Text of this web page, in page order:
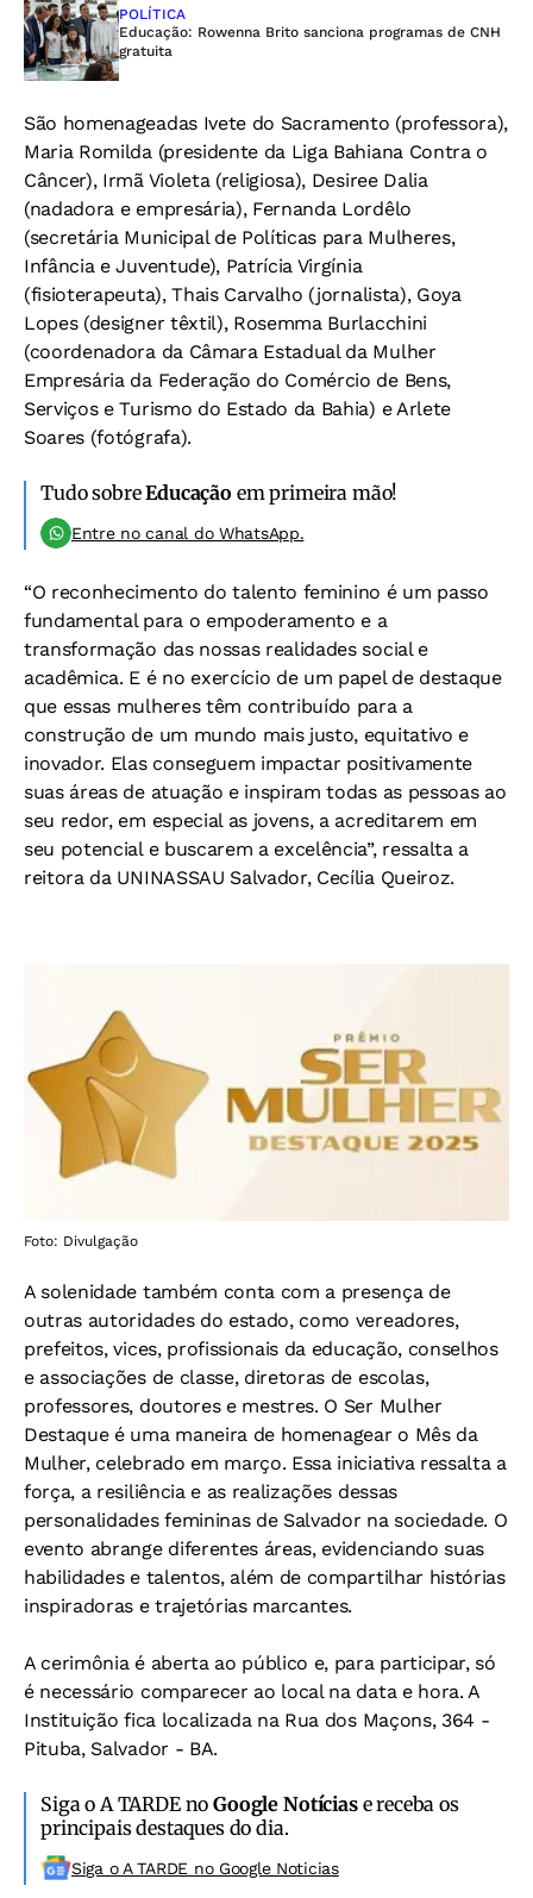
POLÍTICA
Educação: Rowenna Brito sanciona programas de CNH
gratuita
São homenageadas Ivete do Sacramento (professora),
Maria Romilda (presidente da Liga Bahiana Contra o
Câncer), Irmã Violeta (religiosa), Desiree Dalia
(nadadora e empresária), Fernanda Lordêlo
(secretária Municipal de Políticas para Mulheres,
Infância e Juventude), Patrícia Virgínia
(fisioterapeuta), Thais Carvalho (jornalista), Goya
Lopes (designer têxtil), Rosemma Burlacchini
(coordenadora da Câmara Estadual da Mulher
Empresária da Federação do Comércio de Bens,
Serviços e Turismo do Estado da Bahia) e Arlete
Soares (fotógrafa).
Tudo sobreEducação em primeira mão!
Entre no canal do WhatsApp.
“O reconhecimento do talento feminino é um passo
fundamental para o empoderamento e a
transformação das nossas realidades social e
acadêmica. E é no exercício de um papel de destaque
que essas mulheres têm contribuído para a
construção de um mundo mais justo, equitativo e
inovador. Elas conseguem impactar positivamente
suas áreas de atuação e inspiram todas as pessoas ao
seu redor, em especial as jovens, a acreditarem em
seu potencial e buscarem a excelência”, ressalta a
reitora da UNINASSAU Salvador, Cecília Queiroz.
Foto: Divulgação
A solenidade também conta com a presença de
outras autoridades do estado, como vereadores,
prefeitos, vices, profissionais da educação, conselhos
e associações de classe, diretoras de escolas,
professores, doutores e mestres. O Ser Mulher
Destaque é uma maneira de homenagear o Mês da
Mulher, celebrado em março. Essa iniciativa ressalta a
força, a resiliência e as realizações dessas
personalidades femininas de Salvador na sociedade. O
evento abrange diferentes áreas, evidenciando suas
habilidades e talentos, além de compartilhar histórias
inspiradoras e trajetórias marcantes.
A cerimônia é aberta ao público e, para participar, só
é necessário comparecer ao local na data e hora. A
Instituição fica localizada na Rua dos Maçons, 364 -
Pituba, Salvador - BA.
Siga o A TARDE noGoogle Notíciase receba os
principais destaques do dia.
Siga o A TARDE no Google Noticias